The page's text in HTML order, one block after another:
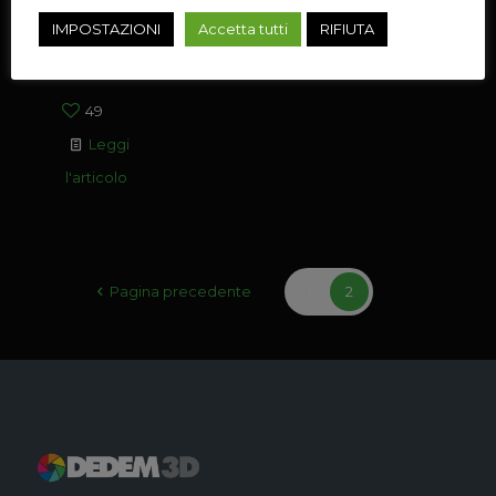
processo di
rimozione della
49
Leggi
l'articolo
Pagina precedente 2
IMPOSTAZIONI Accetta tutti RIFIUTA